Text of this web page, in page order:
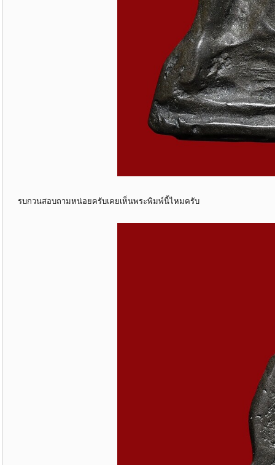
รบกวนสอบถามหน่อยครับเคยเห็นพระพิมพ์นี้ไหมครับ